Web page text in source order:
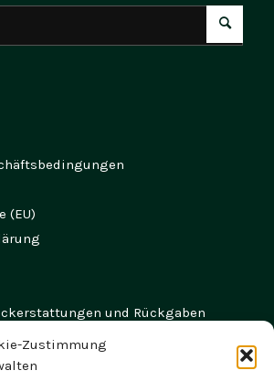
Zustimmung
(EU)
und Rückgaben